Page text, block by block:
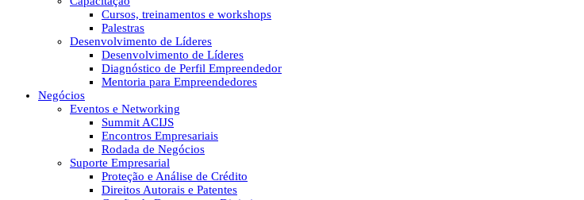
Cursos, treinamentos e workshops
Palestras
Desenvolvimento de Líderes
Desenvolvimento de Líderes
Diagnóstico de Perfil Empreendedor
Mentoria para Empreendedores
Negócios
Eventos e Networking
Summit ACIJS
Encontros Empresariais
Rodada de Negócios
Suporte Empresarial
Proteção e Análise de Crédito
Direitos Autorais e Patentes